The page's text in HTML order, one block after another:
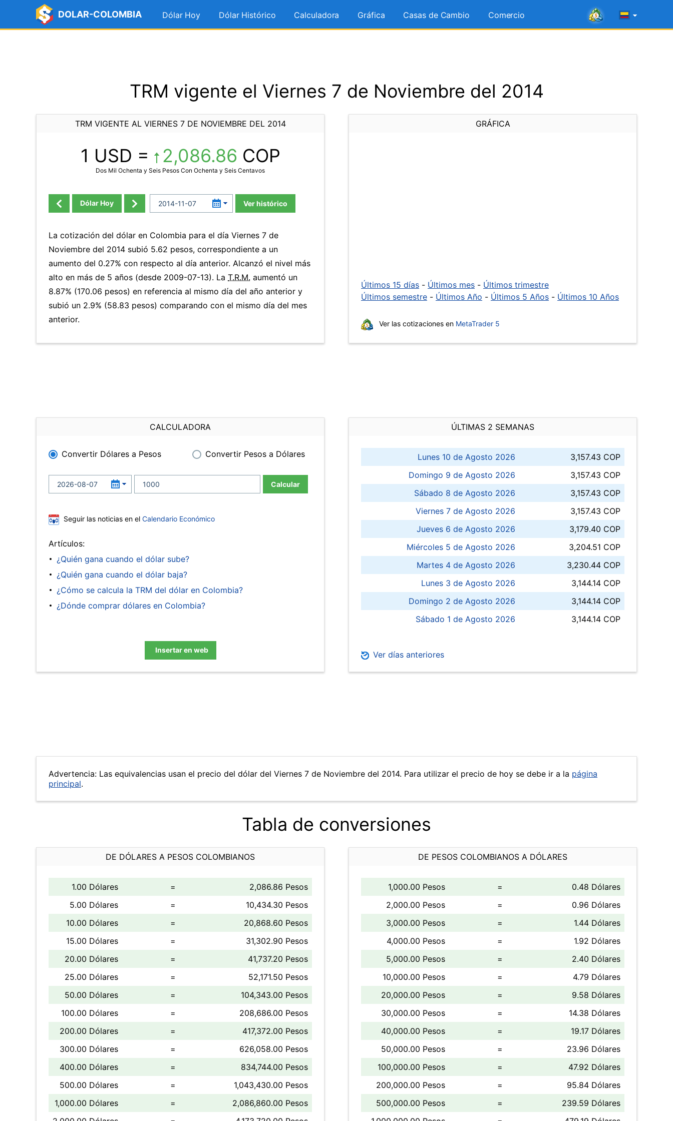
DOLAR-COLOMBIA Dólar Hoy Dólar Histórico Calculadora Gráfica Casas de Cambio Comercio
TRM vigente el Viernes 7 de Noviembre del 2014
TRM VIGENTE AL VIERNES 7 DE NOVIEMBRE DEL 2014
1 USD = 2,086.86 COP
Dos Mil Ochenta y Seis Pesos Con Ochenta y Seis Centavos
Dólar Hoy Ver histórico
La cotización del dólar en Colombia para el día Viernes 7 de
Noviembre del 2014 subió 5.62 pesos, correspondiente a un
aumento del 0.27% con respecto al día anterior. Alcanzó el nivel más
alto en más de 5 años (desde 2009-07-13). La T.R.M. aumentó un
8.87% (170.06 pesos) en referencia al mismo día del año anterior y
subió un 2.9% (58.83 pesos) comparando con el mismo día del mes
anterior.
GRÁFICA
Últimos 15 días - Últimos mes - Últimos trimestre
Últimos semestre - Últimos Año - Últimos 5 Años - Últimos 10 Años
Ver las cotizaciones en MetaTrader 5
CALCULADORA
Convertir Dólares a Pesos Convertir Pesos a Dólares
Calcular
Seguir las noticias en el Calendario Económico
Artículos:
¿Quién gana cuando el dólar sube?
¿Quién gana cuando el dólar baja?
¿Cómo se calcula la TRM del dólar en Colombia?
¿Dónde comprar dólares en Colombia?
Insertar en web
ÚLTIMAS 2 SEMANAS
Lunes 10 de Agosto 2026
3,157.43 COP
Domingo 9 de Agosto 2026
3,157.43 COP
Sábado 8 de Agosto 2026
3,157.43 COP
Viernes 7 de Agosto 2026
3,157.43 COP
Jueves 6 de Agosto 2026
3,179.40 COP
Miércoles 5 de Agosto 2026
3,204.51 COP
Martes 4 de Agosto 2026
3,230.44 COP
Lunes 3 de Agosto 2026
3,144.14 COP
Domingo 2 de Agosto 2026
3,144.14 COP
Sábado 1 de Agosto 2026
3,144.14 COP
Ver días anteriores
Advertencia: Las equivalencias usan el precio del dólar del Viernes 7 de Noviembre del 2014. Para utilizar el precio de hoy se debe ir a la página
principal.
Tabla de conversiones
DE DÓLARES A PESOS COLOMBIANOS
1.00 Dólares =
2,086.86 Pesos
5.00 Dólares
=
10,434.30 Pesos
10.00 Dólares
=
20,868.60 Pesos
15.00 Dólares
=
31,302.90 Pesos
20.00 Dólares
=
41,737.20 Pesos
25.00 Dólares
=
52,171.50 Pesos
50.00 Dólares
=
104,343.00 Pesos
100.00 Dólares
=
208,686.00 Pesos
200.00 Dólares
=
417,372.00 Pesos
300.00 Dólares
=
626,058.00 Pesos
400.00 Dólares
=
834,744.00 Pesos
500.00 Dólares
=
1,043,430.00 Pesos
1,000.00 Dólares
=
2,086,860.00 Pesos
DE PESOS COLOMBIANOS A DÓLARES
1,000.00 Pesos =
0.48 Dólares
2,000.00 Pesos
=
0.96 Dólares
3,000.00 Pesos
=
1.44 Dólares
4,000.00 Pesos
=
1.92 Dólares
5,000.00 Pesos
=
2.40 Dólares
10,000.00 Pesos
=
4.79 Dólares
20,000.00 Pesos
=
9.58 Dólares
30,000.00 Pesos
=
14.38 Dólares
40,000.00 Pesos
=
19.17 Dólares
50,000.00 Pesos
=
23.96 Dólares
100,000.00 Pesos
=
47.92 Dólares
200,000.00 Pesos
=
95.84 Dólares
500,000.00 Pesos
=
239.59 Dólares